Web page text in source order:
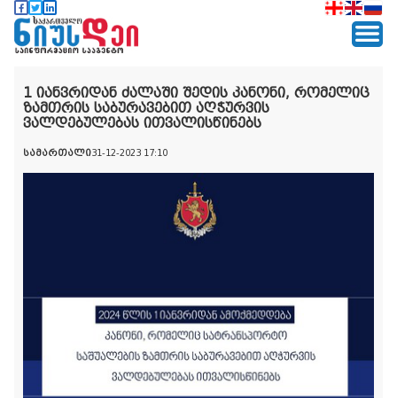
1 იანვრიდან ძალაში შედის კანონი, რომელიც
ზამთრის საბურავებით აღჭურვის
ვალდებულებას ითვალისწინებს
სამართალი31-12-2023 17:10